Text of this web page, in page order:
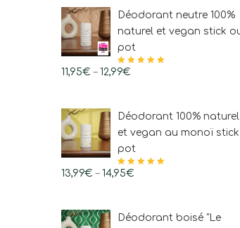
Déodorant neutre 100%
naturel et vegan stick
pot
Note
11,95€ – 12,99€
Déodorant 100% naturel
et vegan au monoï
pot
Note4.97
13,99€ – 14,95€
Déodorant boisé "Le